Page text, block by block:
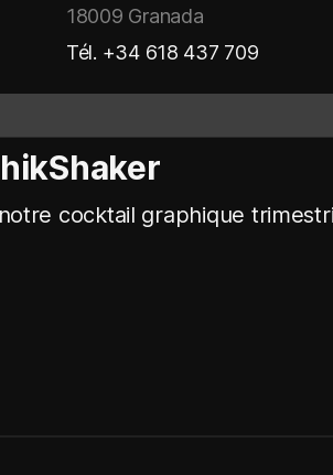
18009 Granada
Tél. +34 618 437 709
cocktail graphique